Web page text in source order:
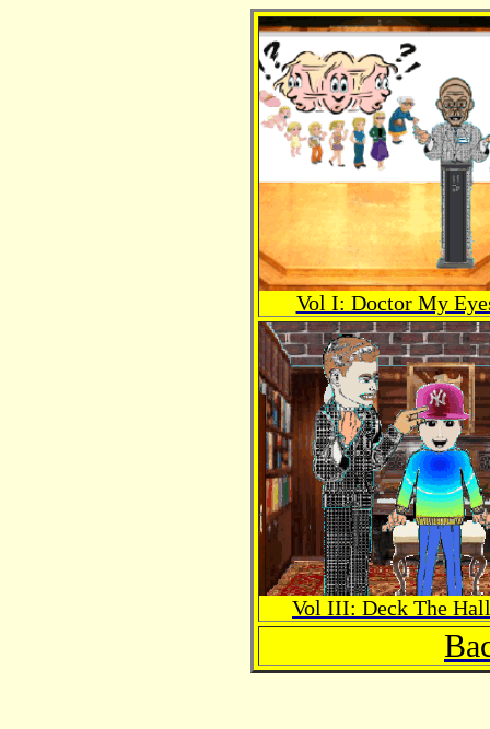
Vol I: Doctor My
Vol III: Deck The